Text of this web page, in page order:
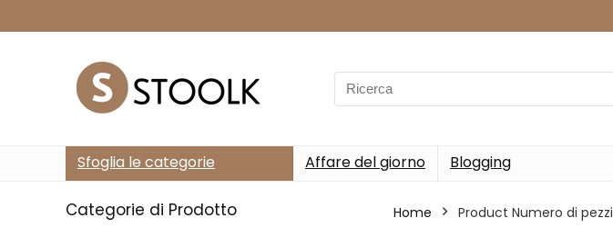
Search
for:
Sfoglia le categorie Affare del giorno Blogging
Categorie di Prodotto Home Product Numero di pezzi